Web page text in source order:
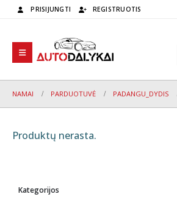
PRISIJUNGTI REGISTRUOTIS
NAMAI PARDUOTUVĖ PADANGU_DYDIS
Produktų nerasta.
Kategorijos